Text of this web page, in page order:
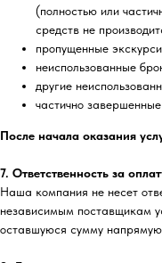
(полностью или
средств не
пропущенные
неиспользованные
другие
частично
После начала оказания
7. Ответственность за
Наша компания не несет
независимым поставщикам
оставшуюся сумму напрямую